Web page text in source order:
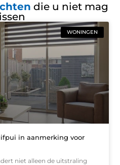
die u niet mag
WONINGEN
in aanmerking voor
niet alleen de uitstraling